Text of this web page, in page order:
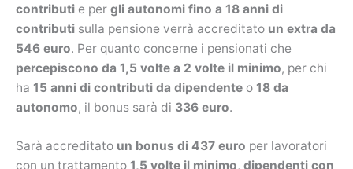
contributi e per gli autonomi fino a 18 anni di
contributi sulla pensione verrà accreditato un extra da
546 euro. Per quanto concerne i pensionati che
percepiscono da 1,5 volte a 2 volte il minimo, per chi
ha 15 anni di contributi da dipendente o 18 da
autonomo, il bonus sarà di 336 euro.
Sarà accreditato un bonus di 437 euro per lavoratori
con un trattamento 1,5 volte il minimo, dipendenti con